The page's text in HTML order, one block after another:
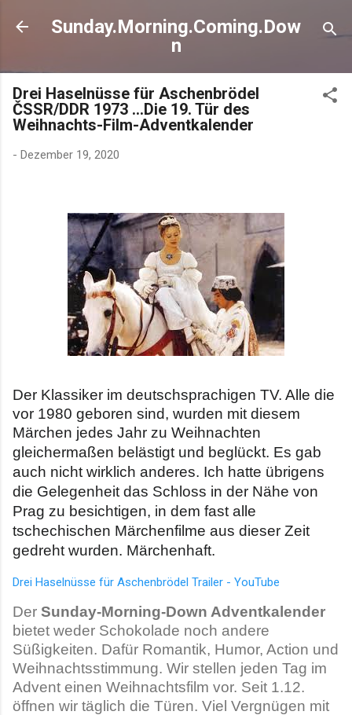
Direkt zum Hauptbereich
Sunday.Morning.Coming.Dow
n
Drei Haselnüsse für Aschenbrödel
ČSSR/DDR 1973 …Die 19. Tür des
Weihnachts-Film-Adventkalender
- Dezember 19, 2020
Der Klassiker im deutschsprachigen TV. Alle die
vor 1980 geboren sind, wurden mit diesem
Märchen jedes Jahr zu Weihnachten
gleichermaßen belästigt und beglückt. Es gab
auch nicht wirklich anderes. Ich hatte übrigens
die Gelegenheit das Schloss in der Nähe von
Prag zu besichtigen, in dem fast alle
tschechischen Märchenfilme aus dieser Zeit
gedreht wurden. Märchenhaft.
Drei Haselnüsse für Aschenbrödel Trailer - YouTube
Der Sunday-Morning-Down Adventkalender
bietet weder Schokolade noch andere
Süßigkeiten. Dafür Romantik, Humor, Action und
Weihnachtsstimmung. Wir stellen jeden Tag im
Advent einen Weihnachtsfilm vor. Seit 1.12.
öffnen wir täglich die Türen. Viel Vergnügen mit